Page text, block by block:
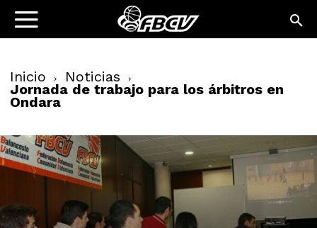
Inicio Noticias
Jornada de trabajo para los árbitros en
Ondara